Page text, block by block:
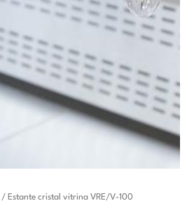
/ Estante cristal vitrina VRE/V-100
El